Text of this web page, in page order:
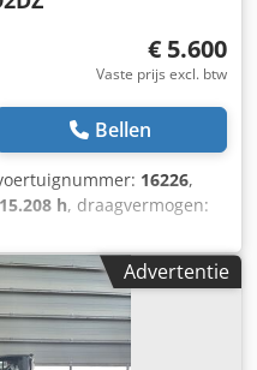
€ 5.600
Vaste prijs excl. btw
Bellen
16226,
15.208 h, draagvermogen:
elektrisch,
3.900 mm,
1.150 mm,
Serienummer: 91117138
48 volt
Advertentie